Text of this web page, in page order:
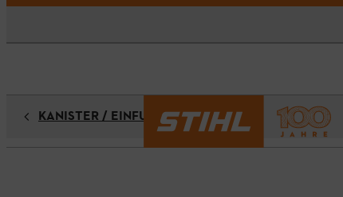
KANISTER / EINFÜLLSYSTEME